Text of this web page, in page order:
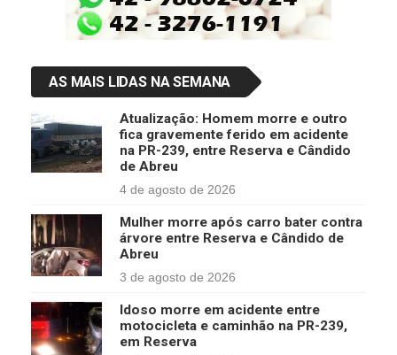
AS MAIS LIDAS NA SEMANA
Atualização: Homem morre e outro
fica gravemente ferido em acidente
na PR-239, entre Reserva e Cândido
de Abreu
4 de agosto de 2026
Mulher morre após carro bater contra
árvore entre Reserva e Cândido de
Abreu
3 de agosto de 2026
Idoso morre em acidente entre
motocicleta e caminhão na PR-239,
em Reserva